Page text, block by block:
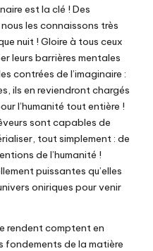
est la clé ! Des
les connaissons très
nuit ! Gloire à tous ceux
leurs barrières mentales
contrées de l’imaginaire :
ils en reviendront chargés
l’humanité tout entière !
sont capables de
tout simplement : de
de l’humanité !
puissantes qu’elles
oniriques pour venir
rendent comptent en
fondements de la matière